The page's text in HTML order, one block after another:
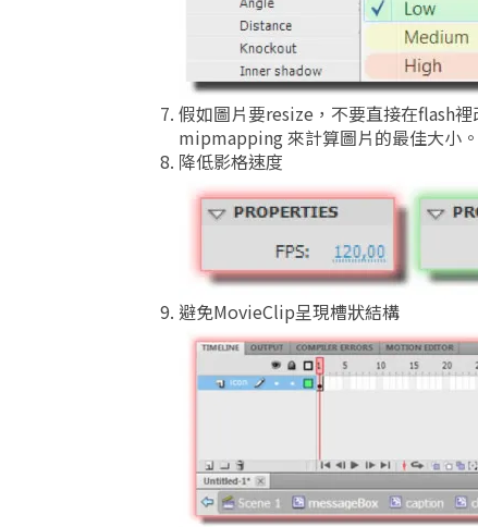
假如圖片要resize，不要直接在flash
mipmapping 來計算圖片的最佳大小。
降低影格速度
避免MovieClip呈現槽狀結構